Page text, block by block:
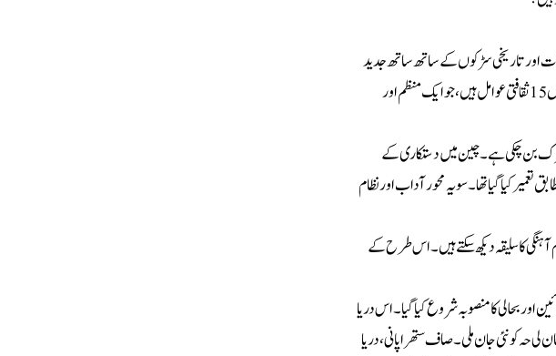
اور تاریخی سڑکوں کے ساتھ ساتھ جدید
عوامی عمارتوں اور عوامی مقامات پر مشتمل ہے۔ ثقافتی ایریا 589 ہیکٹر کے رقبے پر محیط ہے اور ملحقہ زون 4,542 ہیکٹر کے رقبے پر محیط ہے۔ یہاں 15 ثقافتی عوامل ہیں، جو ایک منظم اور
کو سمجھنے کے لیے ایک بہترین سڑک بن چکی ہے۔ چین میں دستکاری کے
کیا گیا تھا ۔سو یہ محور آداب اور نظام
کا سلیقہ دیکھ سکتے ہیں۔ اس طرح کے
تھا، لیکن بعد میں اس نالے کو ختم کر دیا گیا ۔ اگست 2016 میں،سان لی حہ کی تزئین اور بحالی کا منصوبہ شروع کیا گیا ۔اس دریا
عوامی مکانات کی مرمت اورگلیوں کے ماحول کی بہتری سمیت کاموں میں 8 مہینے لگے۔پھر اپریل 2017 میں سان لی حہ کو نئی جان ملی۔صاف ستھرا پانی،دریا